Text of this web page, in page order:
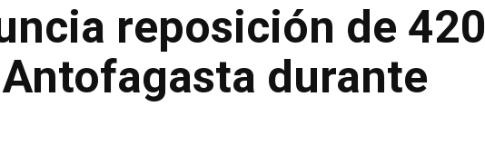
reposición de 420
durante